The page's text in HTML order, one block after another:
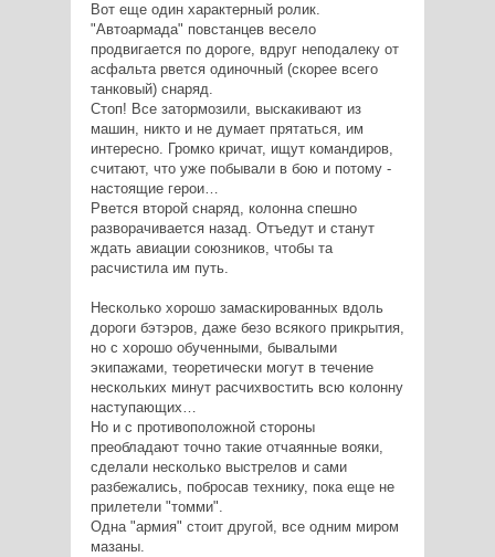
Вот еще один характерный ролик.
"Автоармада" повстанцев весело
продвигается по дороге, вдруг неподалеку от
асфальта рвется одиночный (скорее всего
танковый) снаряд.
Стоп! Все затормозили, выскакивают из
машин, никто и не думает прятаться, им
интересно. Громко кричат, ищут командиров,
считают, что уже побывали в бою и потому -
настоящие герои…
Рвется второй снаряд, колонна спешно
разворачивается назад. Отъедут и станут
ждать авиации союзников, чтобы та
расчистила им путь.
Несколько хорошо замаскированных вдоль
дороги бэтэров, даже безо всякого прикрытия,
но с хорошо обученными, бывалыми
экипажами, теоретически могут в течение
нескольких минут расчихвостить всю колонну
наступающих…
Но и с противоположной стороны
преобладают точно такие отчаянные вояки,
сделали несколько выстрелов и сами
разбежались, побросав технику, пока еще не
прилетели "томми".
Одна "армия" стоит другой, все одним миром
мазаны.